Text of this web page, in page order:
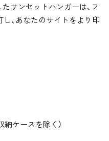
サンセットハンガーは、フ
、あなたのサイトをより印
ケースを除く）